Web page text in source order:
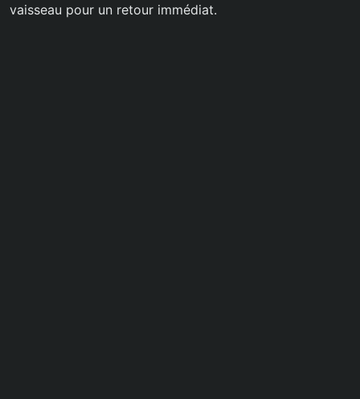
vaisseau pour un retour immédiat.